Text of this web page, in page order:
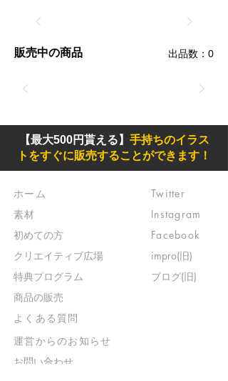
販売中の商品 ​出品数：0
【最大500円貰える】 手持ちのイラス
トをすぐに販売することができます！
ホーム
素材
初めての方
​クリエイティブ広場
​特典プログラム
​商品の販売
よくある質問
Twitter
Instagram
Facebook
impro(旧)​
ブログ(旧)
​運営からのお知らせ
お問い合わせ